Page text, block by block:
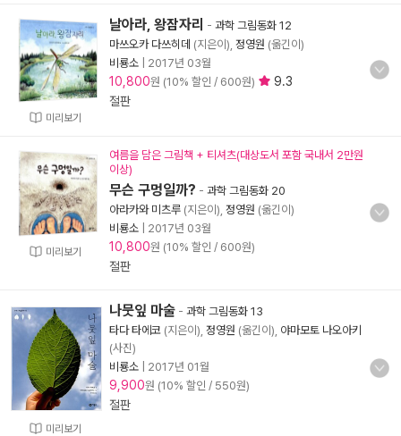
미리보기
날아라, 왕잠자리 - 과학 그림동화 12
마쓰오카 다쓰히데 (지은이), 정영원 (옮긴이)
비룡소
2017년 03월
10,800원 (10% 할인 / 600원)
9.3
절판
미리보기
여름을 담은 그림책 + 티셔츠(대상도서 포함 국내서 2만원
이상)
무슨 구멍일까? - 과학 그림동화 20
아라카와 미츠루 (지은이), 정영원 (옮긴이)
비룡소
2017년 03월
10,800원 (10% 할인 / 600원)
절판
미리보기
나뭇잎 마술 - 과학 그림동화 13
타다 타에코 (지은이), 정영원 (옮긴이), 야마모토 나오아키
(사진)
비룡소
2017년 01월
9,900원 (10% 할인 / 550원)
절판